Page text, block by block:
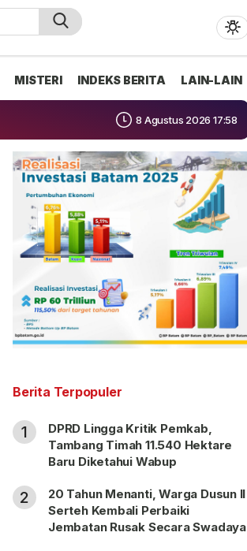
MISTERI INDEKS BERITA LAIN-LAIN
8 Agustus 2026 17:58
Berita Terpopuler
1
DPRD Lingga Kritik Pemkab,
Tambang Timah 11.540 Hektare
Baru Diketahui Wabup
2
20 Tahun Menanti, Warga Dusun II
Serteh Kembali Perbaiki
Jembatan Rusak Secara Swadaya